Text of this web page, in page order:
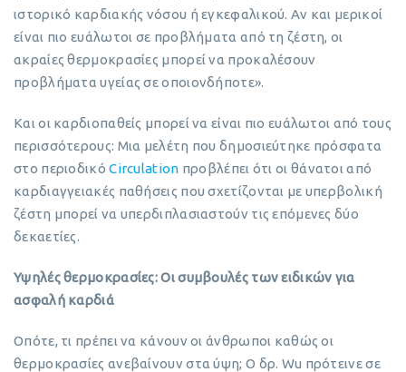
ιστορικό καρδιακής νόσου ή εγκεφαλικού. Αν και μερικοί
είναι πιο ευάλωτοι σε προβλήματα από τη ζέστη, οι
ακραίες θερμοκρασίες μπορεί να προκαλέσουν
προβλήματα υγείας σε οποιονδήποτε».
Και οι καρδιοπαθείς μπορεί να είναι πιο ευάλωτοι από τους
περισσότερους: Μια μελέτη που δημοσιεύτηκε πρόσφατα
στο περιοδικόCirculation προβλέπει ότι οι θάνατοι από
καρδιαγγειακές παθήσεις που σχετίζονται με υπερβολική
ζέστη μπορεί να υπερδιπλασιαστούν τις επόμενες δύο
δεκαετίες.
Υψηλές θερμοκρασίες: Οι συμβουλές των ειδικών για
ασφαλή καρδιά
Οπότε, τι πρέπει να κάνουν οι άνθρωποι καθώς οι
θερμοκρασίες ανεβαίνουν στα ύψη; Ο δρ. Wu πρότεινε σε